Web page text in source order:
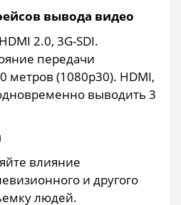
вывода видео
2.0, 3G-SDI.
передачи
метров (1080p30). HDMI,
выводить 3
влияние
и другого
людей.